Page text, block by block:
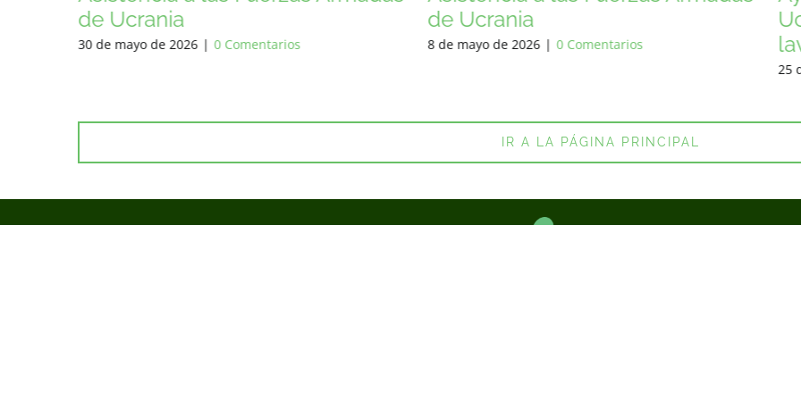
de Ucrania
8 de mayo de 2026 | 0 Comentarios
Ucrania: instalaciones de
lavandería y duchas
IR A LA PÁGINA PRINCIPAL